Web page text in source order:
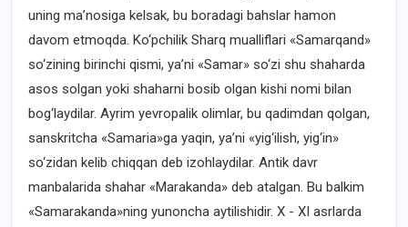
uning ma’nosiga kelsak, bu boradagi bahslar hamon
davom etmoqda. Ko‘pchilik Sharq mualliflari «Samarqand»
so‘zining birinchi qismi, ya’ni «Samar» so‘zi shu shaharda
asos solgan yoki shaharni bosib olgan kishi nomi bilan
bog‘laydilar. Ayrim yevropalik olimlar, bu qadimdan qolgan,
sanskritcha «Samaria»ga yaqin, ya’ni «yig‘ilish, yig‘in»
so‘zidan kelib chiqqan deb izohlaydilar. Antik davr
manbalarida shahar «Marakanda» deb atalgan. Bu balkim
«Samarakanda»ning yunoncha aytilishidir. X - XI asrlarda